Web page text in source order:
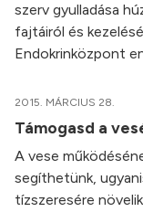
szerv gyulladása
fajtáiról és
Endokrinközpont
2015. MÁRCIUS 28.
Támogasd a
A vese
segíthetünk,
tízszeresére